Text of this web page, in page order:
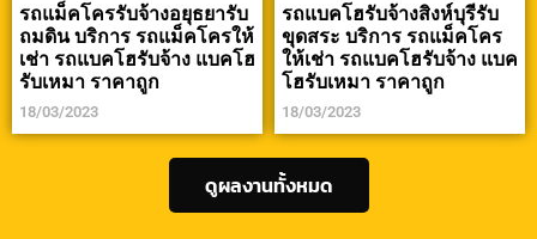
รถแม็คโครรับจ้างอยุธยารับ
ถมดิน บริการ รถแม็คโครให้
เช่า รถแบคโฮรับจ้าง แบคโฮ
รับเหมา ราคาถูก
18/03/2023
รถแบคโฮรับจ้างสิงห์บุรีรับ
ขุดสระ บริการ รถแม็คโคร
ให้เช่า รถแบคโฮรับจ้าง แบค
โฮรับเหมา ราคาถูก
18/03/2023
ดูผลงานทั้งหมด